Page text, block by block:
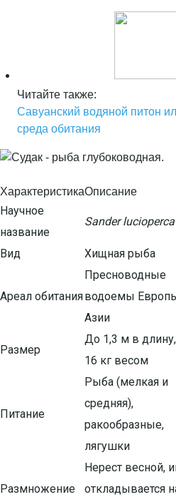
Читайте также:
Савуанский водяной питон
среда обитания
ХарактеристикаОписание
Научное
название
Sander lucioperca
Вид Хищная рыба
Ареал обитания
Пресноводные
водоемы
Азии
Размер
До 1,3 м в
16 кг весом
Питание
Рыба (мелкая и
средняя),
ракообразные,
лягушки
Размножение
Нерест весной,
откладывается